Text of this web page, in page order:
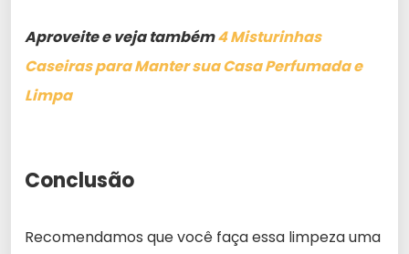
Aproveite e veja também4 Misturinhas
Caseiras para Manter sua Casa Perfumada e
Limpa
Conclusão
Recomendamos que você faça essa limpeza uma